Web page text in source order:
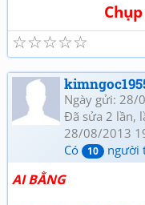
Chụp
☆
☆
☆
☆
☆
Ngày gửi: 28/
Đã sửa 2 lần,
28/08/2013
Có
10 người
AI BẰNG